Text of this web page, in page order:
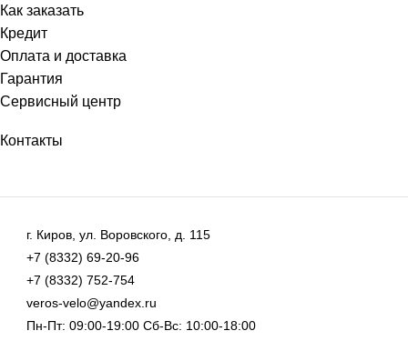
Как заказать
Кредит
Оплата и доставка
Гарантия
Сервисный центр
Контакты
г. Киров, ул. Воровского, д. 115
+7 (8332) 69-20-96
+7 (8332) 752-754
veros-velo@yandex.ru
Пн-Пт: 09:00-19:00 Сб-Вс: 10:00-18:00